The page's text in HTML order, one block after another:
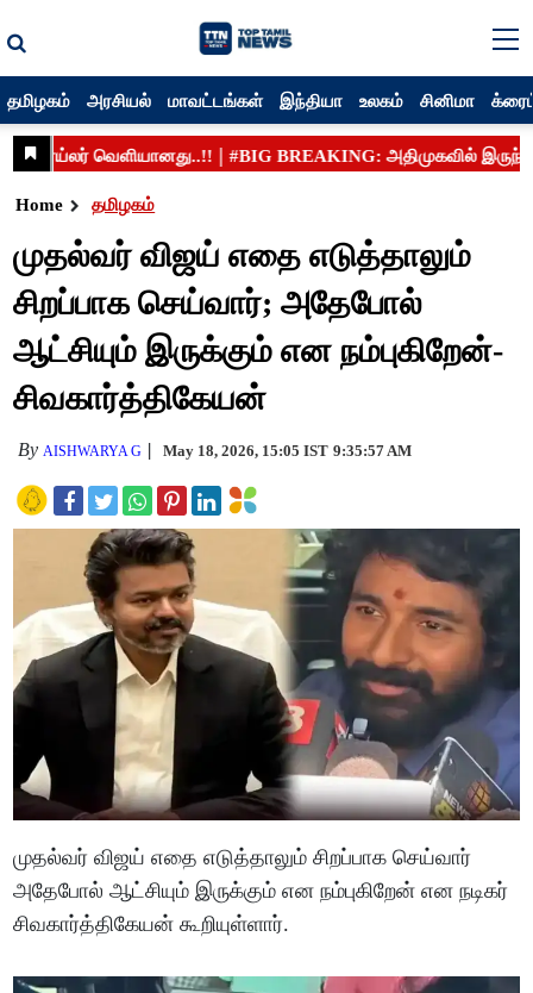
தமிழகம் அரசியல் மாவட்டங்கள் இந்தியா உலகம் சினிமா
Home தமிழகம்
முதல்வர் விஜய் எதை எடுத்தாலும்
சிறப்பாக செய்வார்; அதேபோல்
ஆட்சியும் இருக்கும் என நம்புகிறேன்-
சிவகார்த்திகேயன்
By AISHWARYA G May 18, 2026, 15:05 IST 9:35:57 AM
முதல்வர் விஜய் எதை எடுத்தாலும் சிறப்பாக செய்வார்
அதேபோல் ஆட்சியும் இருக்கும் என நம்புகிறேன் என நடிகர்
சிவகார்த்திகேயன் கூறியுள்ளார்.